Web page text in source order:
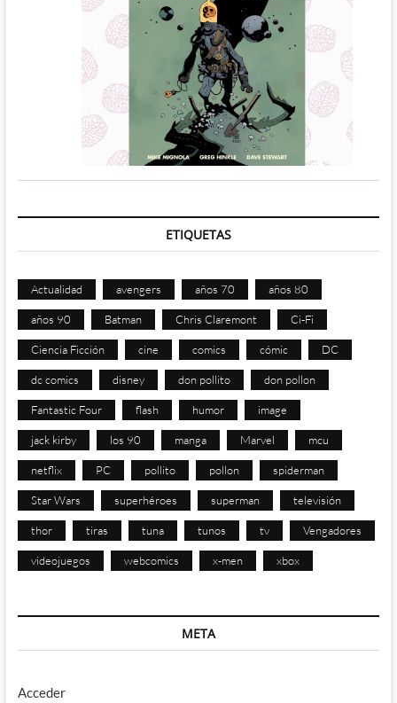
ETIQUETAS
Actualidad avengers años 70 años 80
años 90 Batman Chris Claremont Ci-Fi
Ciencia Ficción cine comics cómic DC
dc comics disney don pollito don pollon
Fantastic Four flash humor image
jack kirby los 90 manga Marvel mcu
netflix PC pollito pollon spiderman
Star Wars superhéroes superman televisión
thor tiras tuna tunos tv Vengadores
videojuegos webcomics x-men xbox
META
Acceder